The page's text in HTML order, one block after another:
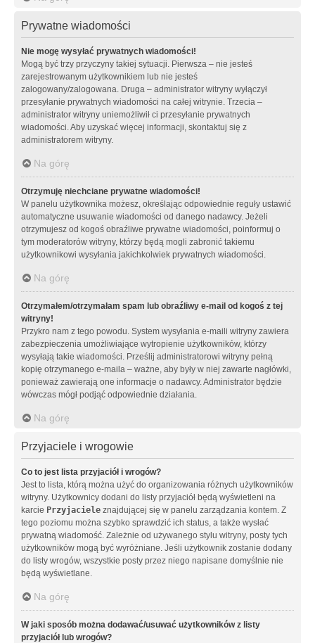
Prywatne wiadomości
Nie mogę wysyłać prywatnych wiadomości!
Mogą być trzy przyczyny takiej sytuacji. Pierwsza – nie jesteś
zarejestrowanym użytkownikiem lub nie jesteś
zalogowany/zalogowana. Druga – administrator witryny wyłączył
przesyłanie prywatnych wiadomości na całej witrynie. Trzecia –
administrator witryny uniemożliwił ci przesyłanie prywatnych
wiadomości. Aby uzyskać więcej informacji, skontaktuj się z
administratorem witryny.
Na górę
Otrzymuję niechciane prywatne wiadomości!
W panelu użytkownika możesz, określając odpowiednie reguły ustawić
automatyczne usuwanie wiadomości od danego nadawcy. Jeżeli
otrzymujesz od kogoś obraźliwe prywatne wiadomości, poinformuj o
tym moderatorów witryny, którzy będą mogli zabronić takiemu
użytkownikowi wysyłania jakichkolwiek prywatnych wiadomości.
Na górę
Otrzymałem/otrzymałam spam lub obraźliwy e-mail od kogoś z tej
witryny!
Przykro nam z tego powodu. System wysyłania e-maili witryny zawiera
zabezpieczenia umożliwiające wytropienie użytkowników, którzy
wysyłają takie wiadomości. Prześlij administratorowi witryny pełną
kopię otrzymanego e-maila – ważne, aby były w niej zawarte nagłówki,
ponieważ zawierają one informacje o nadawcy. Administrator będzie
wówczas mógł podjąć odpowiednie działania.
Na górę
Przyjaciele i wrogowie
Co to jest lista przyjaciół i wrogów?
Jest to lista, którą można użyć do organizowania różnych użytkowników
witryny. Użytkownicy dodani do listy przyjaciół będą wyświetleni na
karcie Przyjaciele znajdującej się w panelu zarządzania kontem. Z
tego poziomu można szybko sprawdzić ich status, a także wysłać
prywatną wiadomość. Zależnie od używanego stylu witryny, posty tych
użytkowników mogą być wyróżniane. Jeśli użytkownik zostanie dodany
do listy wrogów, wszystkie posty przez niego napisane domyślnie nie
będą wyświetlane.
Na górę
W jaki sposób można dodawać/usuwać użytkowników z listy
przyjaciół lub wrogów?